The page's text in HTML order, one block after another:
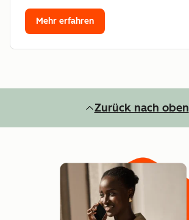
Mehr erfahren
Zurück nach oben